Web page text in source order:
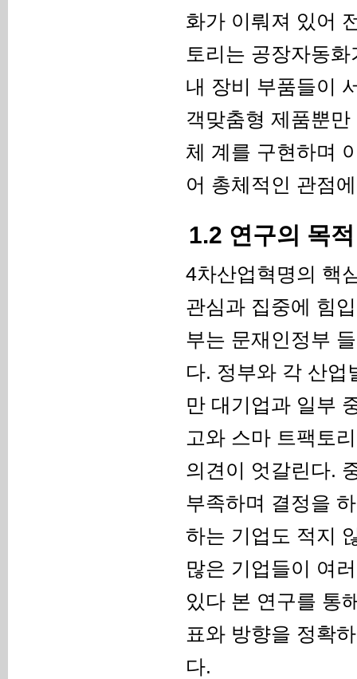
화가 이뤄져 있어
토리는 공장자동
내 장비 부품들이
객맞춤형 제품뿐
체 계를 구현하며
어 총체적인 관점
1.2 연구의 목적
4차산업혁명의 핵
관심과 집중에 힘
부는 문재인정부
다. 정부와 각 산업
만 대기업과 일부
고와 스마 트팩토
의견이 엇갈린다.
부족하며 결정을
하는 기업도 적지
많은 기업들이 여
있다 본 연구를 통
표와 방향을 정확
다.